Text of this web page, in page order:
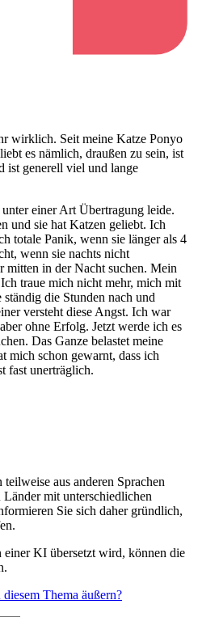
wirklich. Seit meine Katze Ponyo
es nämlich, draußen zu sein, ist
ist generell viel und lange
einer Art Übertragung leide.
und sie hat Katzen geliebt. Ich
totale Panik, wenn sie länger als 4
wenn sie nachts nicht
mitten in der Nacht suchen. Mein
traue mich nicht mehr, mich mit
die Stunden nach und
versteht diese Angst. Ich war
ohne Erfolg. Jetzt werde ich es
Das Ganze belastet meine
mich schon gewarnt, dass ich
fast unerträglich.
aus anderen Sprachen
mit unterschiedlichen
Sie sich daher gründlich,
einer KI übersetzt wird, können die
Thema äußern?